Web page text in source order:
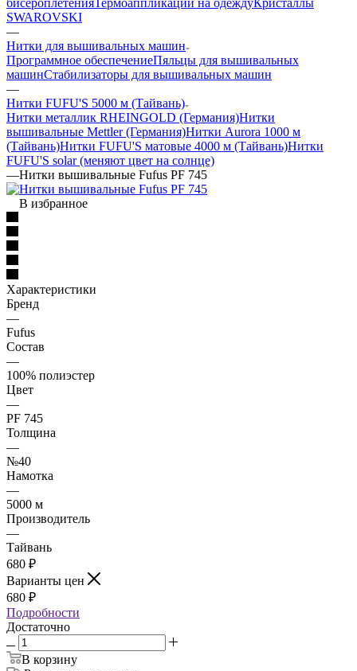
SWAROVSKI
—
Нитки для вышивальных машин
Программное обеспечениеПяльцы для вышивальных
машинСтабилизаторы для вышивальных машин
—
Нитки FUFU'S 5000 м (Тайвань)
Нитки металлик RHEINGOLD (Германия)Нитки
вышивальные Mettler (Германия)Нитки Aurora 1000 м
(Тайвань)Нитки FUFU'S матовые 4000 м (Тайвань)Нитки
FUFU'S solar (меняют цвет на солнце)
—Нитки вышивальные Fufus PF 745
В избранное
Характеристики
Бренд
—
Fufus
Состав
—
100% полиэстер
Цвет
—
PF 745
Толщина
—
№40
Намотка
—
5000 м
Производитель
—
Тайвань
680 ₽
Варианты цен
680 ₽
Подробности
Достаточно
В корзину